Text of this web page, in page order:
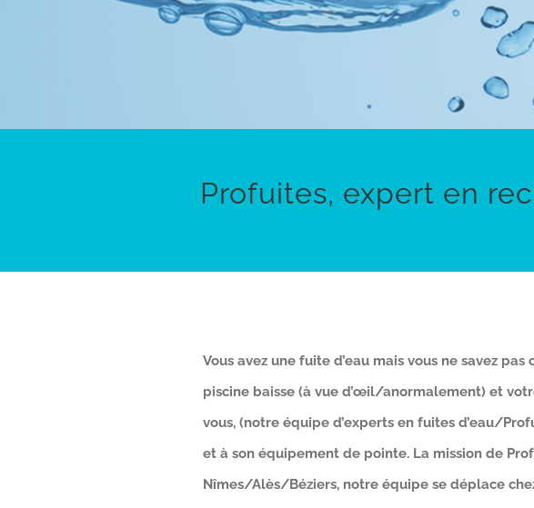
Profuites, expert en
Vous avez une fuite d’eau mais vous ne savez
piscine baisse (à vue d’œil/anormalement) et
vous, (notre équipe d’experts en fuites d’eau/
et à son équipement de pointe. La mission de
Nîmes/Alès/Béziers, notre équipe se déplace